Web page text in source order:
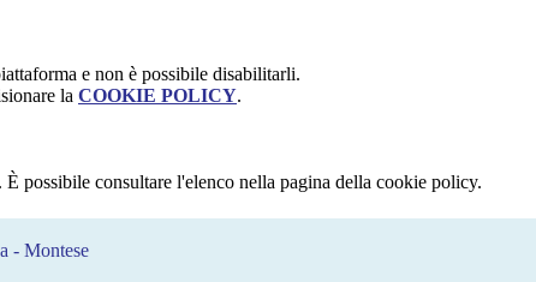
e non è possibile disabilitarli.
la COOKIE POLICY.
possibile consultare l'elenco nella pagina della cookie policy.
- Montese